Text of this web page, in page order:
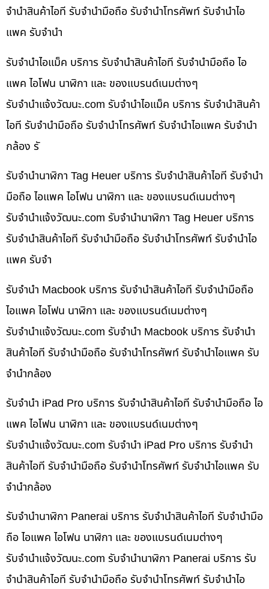
จำนำสินค้าไอที รับจำนำมือถือ รับจำนำโทรศัพท์ รับจำนำไอ
แพค รับจำนำ
รับจำนำไอแม็ค บริการ รับจำนำสินค้าไอที รับจำนำมือถือ ไอ
แพค ไอโฟน นาฬิกา และ ของแบรนด์เนมต่างๆ
รับจํานําแจ้งวัฒนะ.com รับจำนำไอแม็ค บริการ รับจำนำสินค้า
ไอที รับจำนำมือถือ รับจำนำโทรศัพท์ รับจำนำไอแพค รับจำนำ
กล้อง รั
รับจำนำนาฬิกา Tag Heuer บริการ รับจำนำสินค้าไอที รับจำนำ
มือถือ ไอแพค ไอโฟน นาฬิกา และ ของแบรนด์เนมต่างๆ
รับจํานําแจ้งวัฒนะ.com รับจำนำนาฬิกา Tag Heuer บริการ
รับจำนำสินค้าไอที รับจำนำมือถือ รับจำนำโทรศัพท์ รับจำนำไอ
แพค รับจำ
รับจำนำ Macbook บริการ รับจำนำสินค้าไอที รับจำนำมือถือ
ไอแพค ไอโฟน นาฬิกา และ ของแบรนด์เนมต่างๆ
รับจํานําแจ้งวัฒนะ.com รับจำนำ Macbook บริการ รับจำนำ
สินค้าไอที รับจำนำมือถือ รับจำนำโทรศัพท์ รับจำนำไอแพค รับ
จำนำกล้อง
รับจำนำ iPad Pro บริการ รับจำนำสินค้าไอที รับจำนำมือถือ ไอ
แพค ไอโฟน นาฬิกา และ ของแบรนด์เนมต่างๆ
รับจํานําแจ้งวัฒนะ.com รับจำนำ iPad Pro บริการ รับจำนำ
สินค้าไอที รับจำนำมือถือ รับจำนำโทรศัพท์ รับจำนำไอแพค รับ
จำนำกล้อง
รับจำนำนาฬิกา Panerai บริการ รับจำนำสินค้าไอที รับจำนำมือ
ถือ ไอแพค ไอโฟน นาฬิกา และ ของแบรนด์เนมต่างๆ
รับจํานําแจ้งวัฒนะ.com รับจำนำนาฬิกา Panerai บริการ รับ
จำนำสินค้าไอที รับจำนำมือถือ รับจำนำโทรศัพท์ รับจำนำไอ